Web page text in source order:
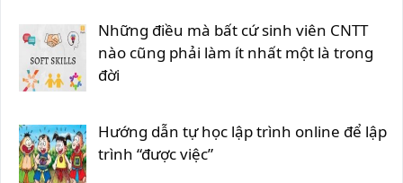
Những điều mà bất cứ sinh viên CNTT
nào cũng phải làm ít nhất một là trong
đời
Hướng dẫn tự học lập trình online để lập
trình “được việc”